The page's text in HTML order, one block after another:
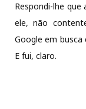
Respondi-lhe
ele, não
Google em busca
E fui, claro.